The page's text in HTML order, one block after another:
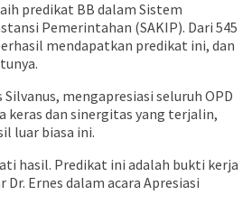
predikat BB dalam Sistem
Pemerintahan (SAKIP). Dari 545
mendapatkan predikat ini, dan
Silvanus, mengapresiasi seluruh OPD
keras dan sinergitas yang terjalin,
luar biasa ini.
hasil. Predikat ini adalah bukti kerja
Dr. Ernes dalam acara Apresiasi